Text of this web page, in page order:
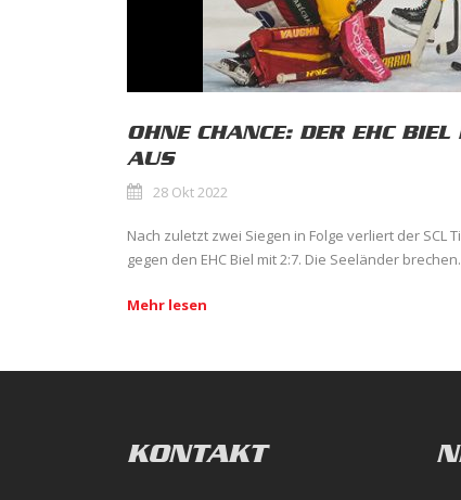
OHNE CHANCE: DER EHC
AUS
28 Okt 2022
Nach zuletzt zwei Siegen in Folge verliert der SCL
gegen den EHC Biel mit 2:7. Die Seeländer
Mehr lesen
KONTAKT